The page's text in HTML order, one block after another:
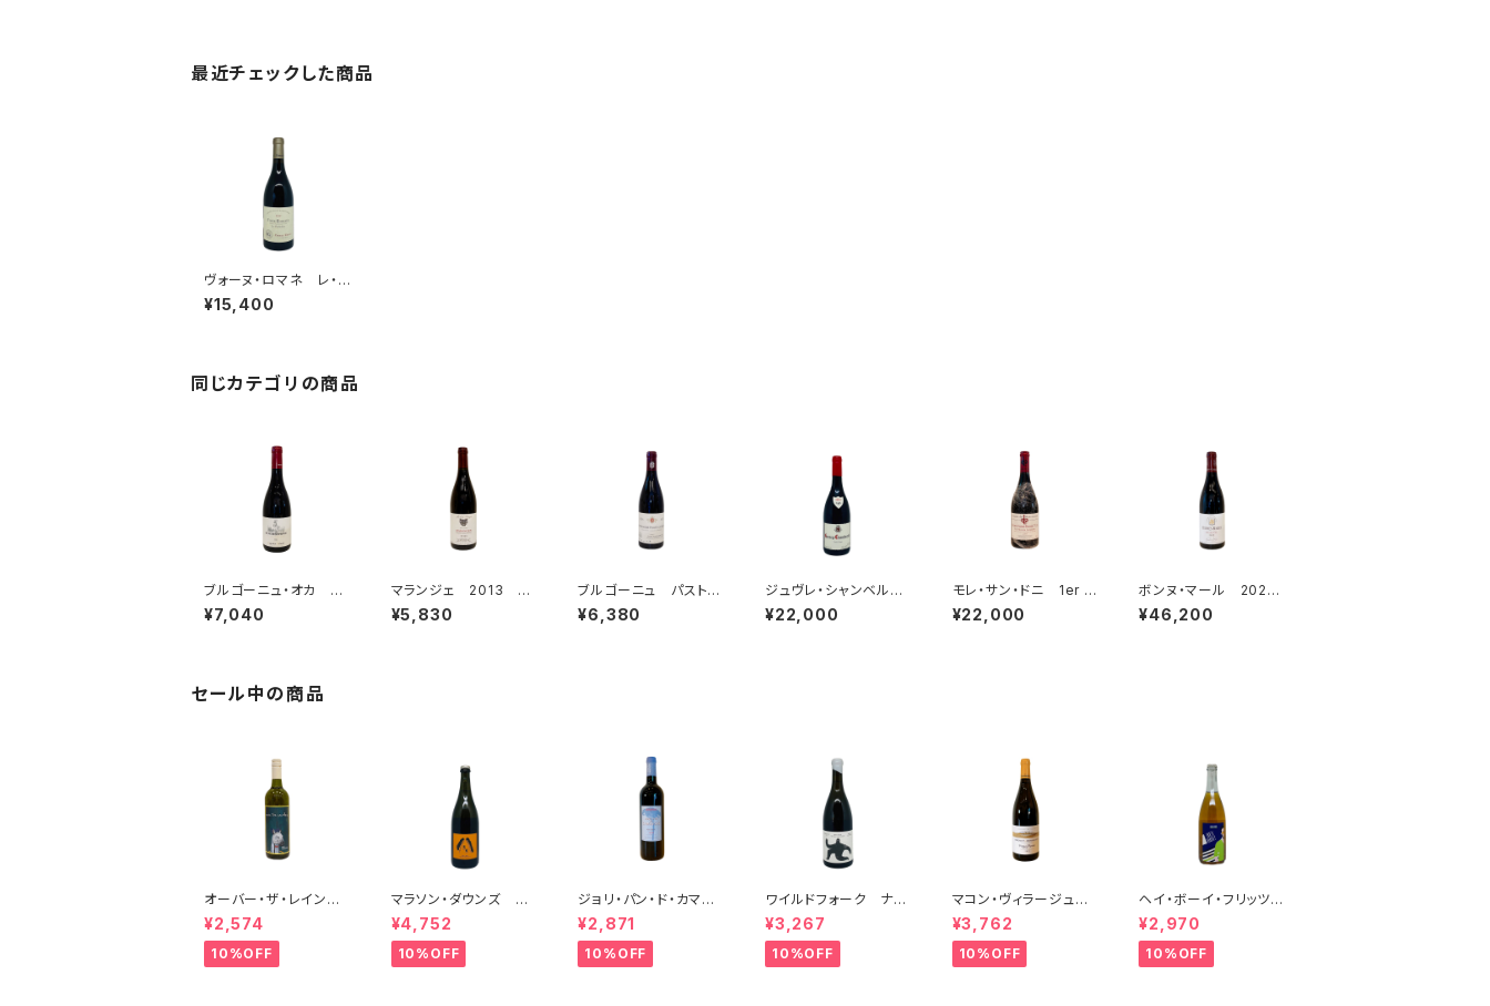
最近チェックした商品
ヴォーヌ・ロマネ レ・シ
ャランダン 2018 カ
ミーユ・ジルー
¥15,400
同じカテゴリの商品
ブルゴーニュ・オカ 20
23 シプリアン・アルロ
ー
¥7,040
マランジェ 2013 セ
レクション・パトリック・
クレルジェ
¥5,830
ブルゴーニュ パストゥ
グラン 2023 ドメー
ヌ・ジャン=クロード・ラ
¥6,380
ジュヴレ・シャンベルタ
ン ヴィエイユ・ヴィー
ニュ 2023 ドメー
¥22,000
モレ・サン・ドニ 1er cr
u モン・リュイザン 2
015 ドメーヌ・デ・モ
¥22,000
ボンヌ・マール 2022
ドルーアン・ラローズ
¥46,200
セール中の商品
オーバー・ザ・レインボ
ー・シャルドネ(午) 20
25
¥2,574
10%OFF
マラソン・ダウンズ ソ
ーヴィニヨン・ブラン
ペティアンナチュール
2022
¥4,752
10%OFF
ジョリ・パン・ド・カマン
サック 2018
¥2,871
10%OFF
ワイルドフォーク ナチ
ュラル シャルドネ 2
023
¥3,267
10%OFF
マコン・ヴィラージュ
ハピネス 2023 ブレ
ノ・ベランジェ
¥3,762
10%OFF
ヘイ・ボーイ・フリッツァ
ンテ・ビアンコ 2022
オールド・ボーイ
¥2,970
10%OFF